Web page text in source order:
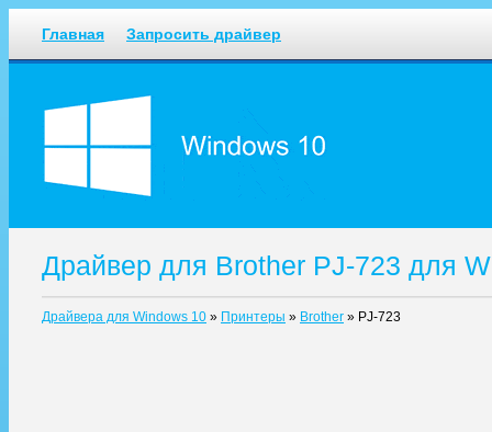
Главная Запросить драйвер
Драйвер для Brother PJ-723 для
Драйвера для Windows 10 » Принтеры » Brother » PJ-723